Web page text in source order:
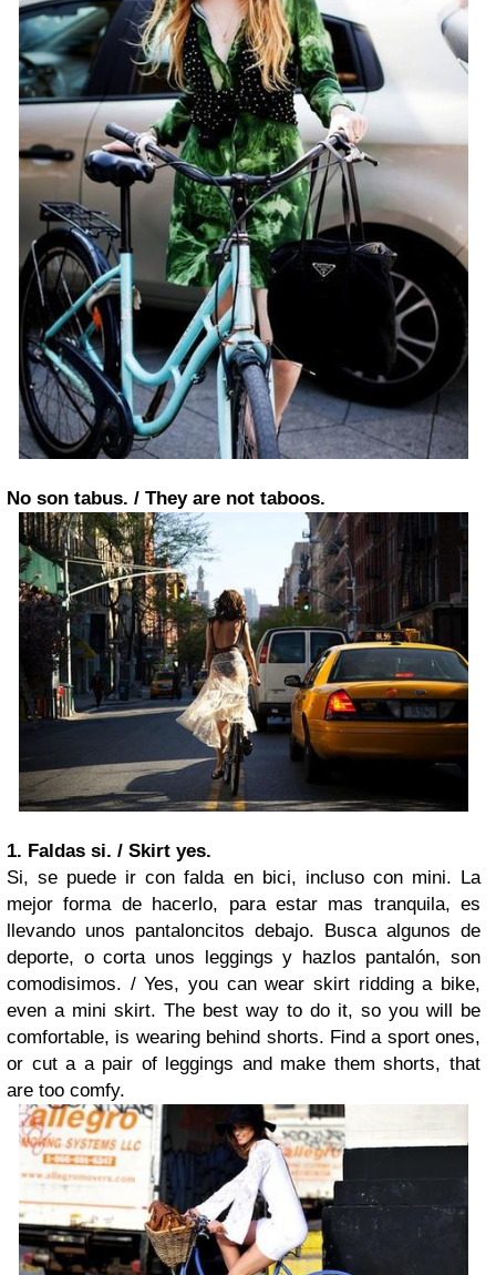
No son tabus. / They are not taboos.
1. Faldas si. / Skirt yes.
Si, se puede ir con falda en bici, incluso con mini. La
mejor forma de hacerlo, para estar mas tranquila, es
llevando unos pantaloncitos debajo. Busca algunos de
deporte, o corta unos leggings y hazlos pantalón, son
comodisimos. /Yes, you can wear skirt ridding a bike,
even a mini skirt. The best way to do it, so you will be
comfortable, is wearing behind shorts. Find a sport ones,
or cut a a pair of leggings and make them shorts, that
are too comfy.